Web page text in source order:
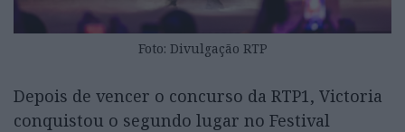
Foto: Divulgação RTP
Depois de vencer o concurso da RTP1, Victoria
conquistou o segundo lugar no Festival